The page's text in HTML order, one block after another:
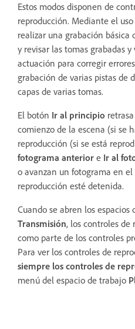
Estos modos disponen de
reproducción. Mediante el
realizar una grabación básica
y revisar las tomas grabadas
actuación para corregir
grabación de varias pistas de
capas de varias tomas.
El botón Ir al principio
comienzo de la escena (si se
reproducción (si se está
fotograma anterior e Ir al
o avanzan un fotograma en
reproducción esté detenida.
Cuando se abren los espacios
Transmisión, los controles de
como parte de los controles
Para ver los controles de
siempre los controles de
menú del espacio de trabajo